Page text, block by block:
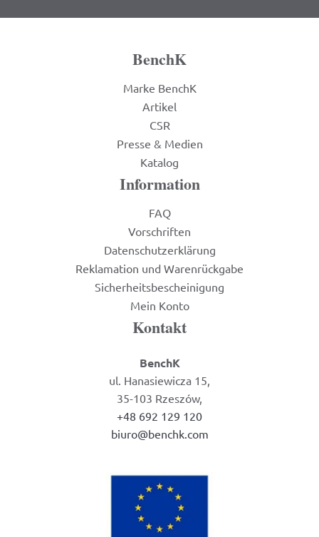
BenchK
Marke BenchK
Artikel
CSR
Presse & Medien
Katalog
Information
FAQ
Vorschriften
Datenschutzerklärung
Reklamation und Warenrückgabe
Sicherheitsbescheinigung
Mein Konto
Kontakt
BenchK
ul. Hanasiewicza 15,
35-103 Rzeszów,
+48 692 129 120
biuro@benchk.com